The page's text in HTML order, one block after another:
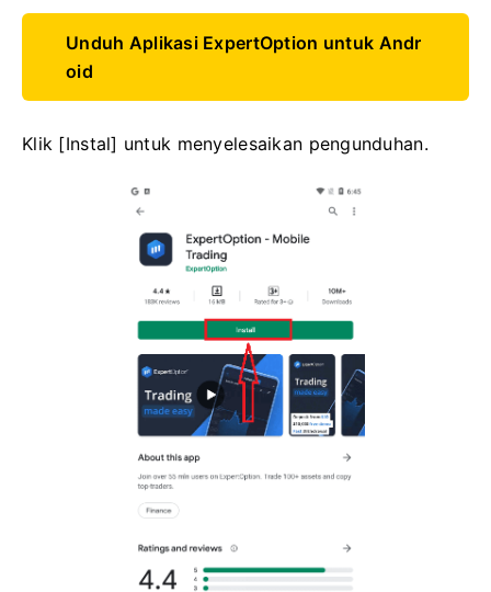
Unduh Aplikasi ExpertOption untuk Andr
oid
Klik [Instal] untuk menyelesaikan pengunduhan.